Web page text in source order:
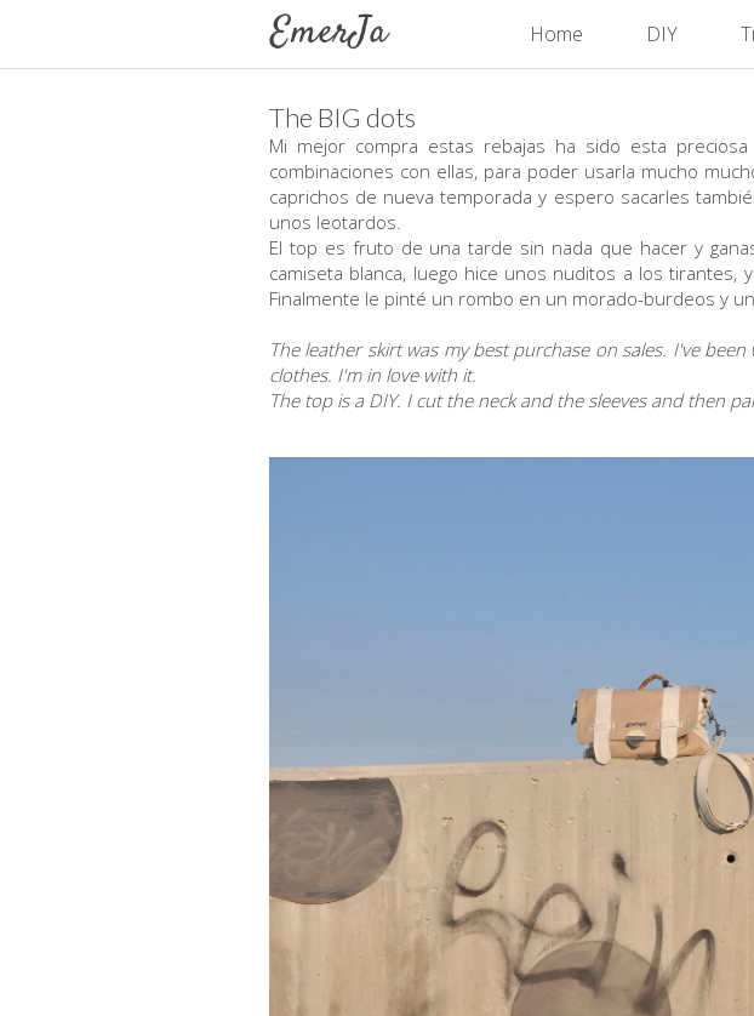
Home DIY
The BIG dots
Mi mejor compra estas rebajas ha sido esta
combinaciones con ellas, para poder usarla mucho
caprichos de nueva temporada y espero sacarles
unos leotardos.
El top es fruto de una tarde sin nada que hacer y
camiseta blanca, luego hice unos nuditos a los
Finalmente le pinté un rombo en un morado-burdeos y
The leather skirt was my best purchase on sales. I've
clothes. I'm in love with it.
The top is a DIY. I cut the neck and the sleeves and then